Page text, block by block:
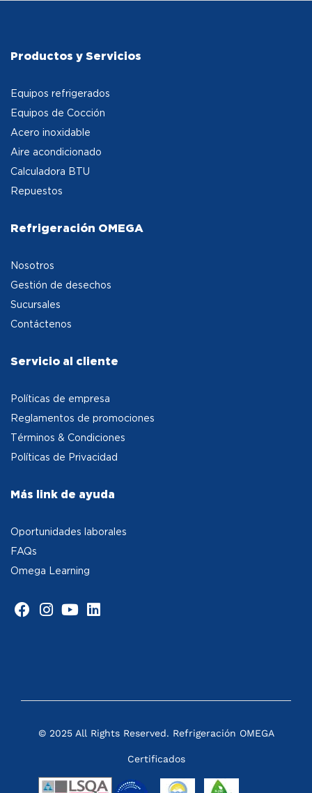
Productos y Servicios
Equipos refrigerados
Equipos de Cocción
Acero inoxidable
Aire acondicionado
Calculadora BTU
Repuestos
Refrigeración OMEGA
Nosotros
Gestión de desechos
Sucursales
Contáctenos
Servicio al cliente
Políticas de empresa
Reglamentos de promociones
Términos & Condiciones
Políticas de Privacidad
Más link de ayuda
Oportunidades laborales
FAQs
Omega Learning
© 2025 All Rights Reserved. Refrigeración OMEGA
Certificados